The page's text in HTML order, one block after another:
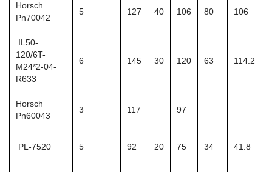
Horsch
Pn70042
5 127 40 106 80 106
IL50-
120/6T-
M24*2-04-
R633
6 145 30 120 63 114.2
Horsch
Pn60043
3 117 97
PL-7520 5 92 20 75 34 41.8